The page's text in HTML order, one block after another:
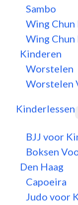
Sambo
Wing Chun
Wing Chun
Kinderen
Worstelen
Worstelen
Kinderlessen
BJJ voor
Boksen
Den Haag
Capoeira
Judo voor